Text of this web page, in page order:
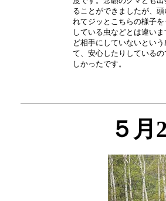
ることができましたが、
れてジッとこちらの様子
している虫などとは違い
ど相手にしていないとい
て、安心したりしている
５月